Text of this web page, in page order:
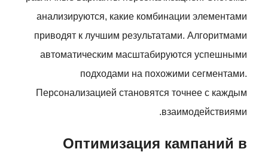
анализируются, какие комбинации элементами
приводят к лучшим результатами. Алгоритмами
автоматическим масштабируются успешными
подходами на похожими сегментами.
Персонализацией становятся точнее с каждым
взаимодействиями.
Оптимизация кампаний в